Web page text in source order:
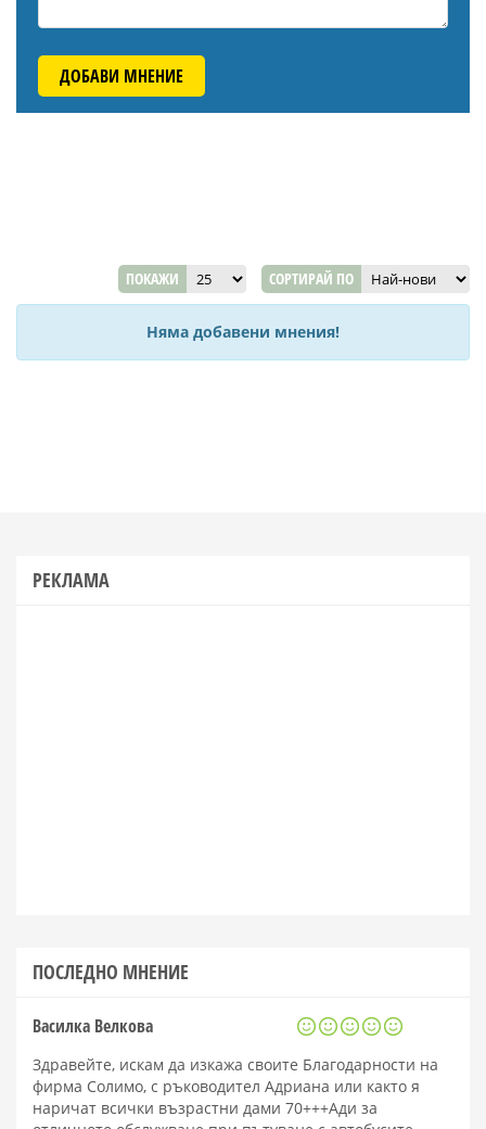
ДОБАВИ МНЕНИЕ
ПОКАЖИ СОРТИРАЙ ПО
Няма добавени мнения!
РЕКЛАМА
ПОСЛЕДНО МНЕНИЕ
Василка Велкова
Здравейте, искам да изкажа своите Благодарности на
фирма Солимо, с ръководител Адриана или както я
наричат всички възрастни дами 70+++Ади за